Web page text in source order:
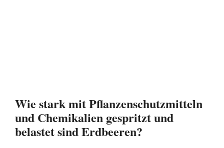
Wie stark mit Pflanzenschutzmitteln
und Chemikalien gespritzt und
belastet sind Erdbeeren?